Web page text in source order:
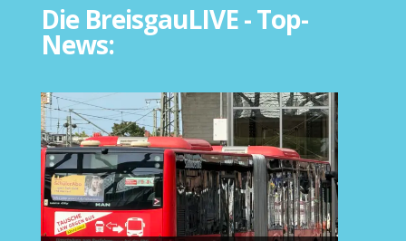
Die BreisgauLIVE - Top-
News: